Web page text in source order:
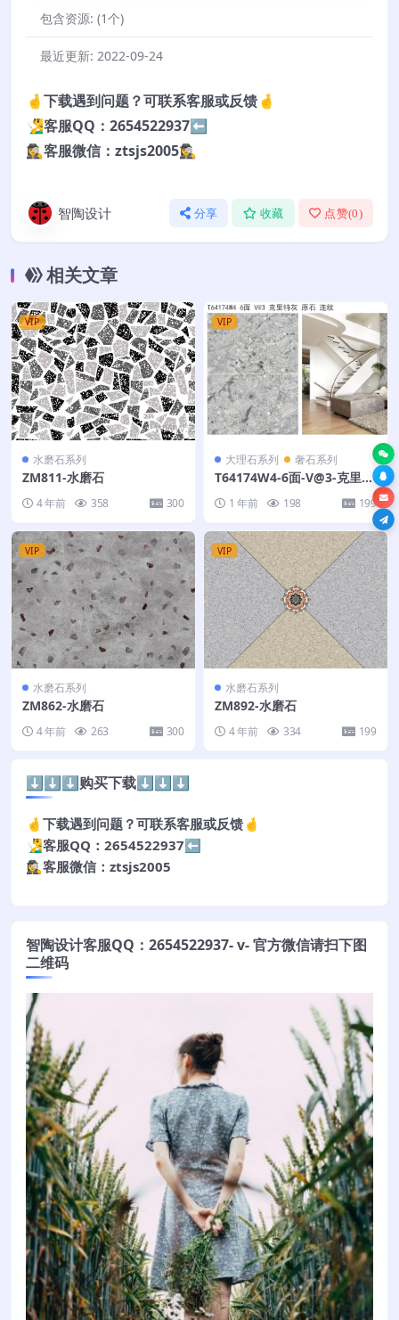
包含资源: (1个)
最近更新: 2022-09-24
🤞下载遇到问题？可联系客服或反馈🤞
🧏‍♂️客服QQ：2654522937⬅️
🕵️‍♀️客服微信：ztsjs2005🕵️‍♀️
智陶设计 分享 收藏 点赞(0)
相关文章
VIP
水磨石系列
ZM811-水磨石
4 年前 358 300
VIP
大理石系列 奢石系列
T64174W4-6面-V@3-克里特
1 年前 198 199
VIP
水磨石系列
ZM862-水磨石
4 年前 263 300
VIP
水磨石系列
ZM892-水磨石
4 年前 334 199
⬇️⬇️⬇️购买下载⬇️⬇️⬇️
🤞下载遇到问题？可联系客服或反馈🤞
🧏‍♂️客服QQ：2654522937⬅️
🕵️‍♀️客服微信：ztsjs2005
智陶设计客服QQ：2654522937- v- 官方微信请扫下图
二维码